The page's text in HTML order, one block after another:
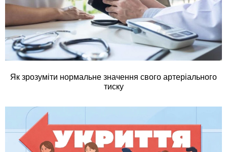
Як зрозуміти нормальне значення свого артеріального
тиску